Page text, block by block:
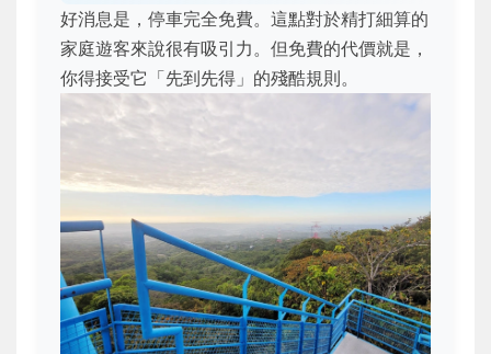
好消息是，停車完全免費。這點對於精打細算的
家庭遊客來說很有吸引力。但免費的代價就是，
你得接受它「先到先得」的殘酷規則。